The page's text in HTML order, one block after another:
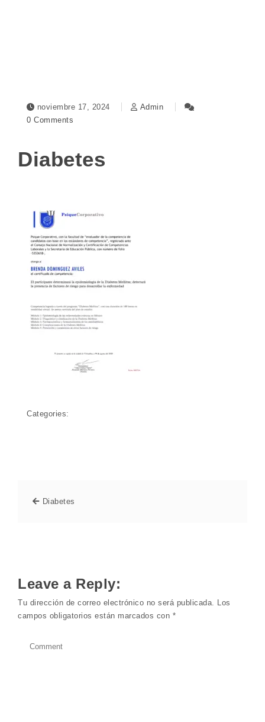
noviembre 17, 2024
Admin
0 Comments
Diabetes
Categories:
Diabetes
Leave a Reply:
Tu dirección de correo electrónico no será publicada. Los
campos obligatorios están marcados con *